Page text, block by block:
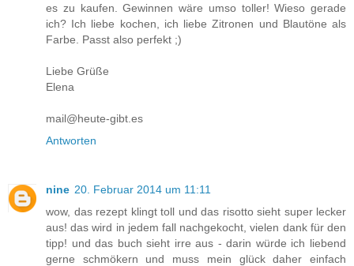
es zu kaufen. Gewinnen wäre umso toller! Wieso gerade
ich? Ich liebe kochen, ich liebe Zitronen und Blautöne als
Farbe. Passt also perfekt ;)
Liebe Grüße
Elena
mail@heute-gibt.es
Antworten
nine 20. Februar 2014 um 11:11
wow, das rezept klingt toll und das risotto sieht super lecker
aus! das wird in jedem fall nachgekocht, vielen dank für den
tipp! und das buch sieht irre aus - darin würde ich liebend
gerne schmökern und muss mein glück daher einfach